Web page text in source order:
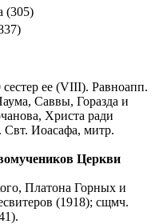
(305)
ее (VIII). Равноапп.
Саввы, Горазда и
Христа ради
Свт. Иоасафа, митр.
Церкви
Платона Горных и
(1918); сщмч.